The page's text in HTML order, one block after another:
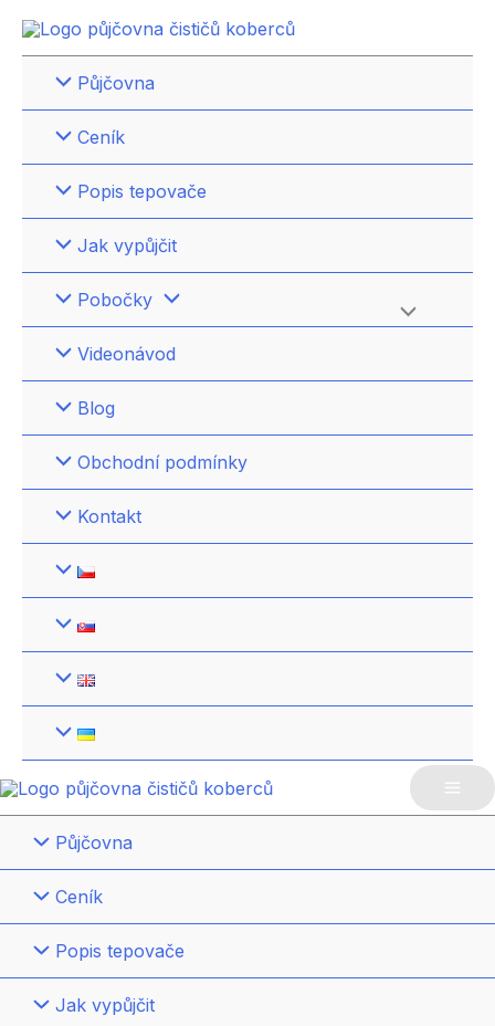
Přeskočit
Půjčovna
Ceník
Popis tepovače
Jak vypůjčit
Pobočky
Přepínač
Videonávod
Blog
Obchodní podmínky
Kontakt
Půjčovna
Ceník
Popis tepovače
Jak vypůjčit